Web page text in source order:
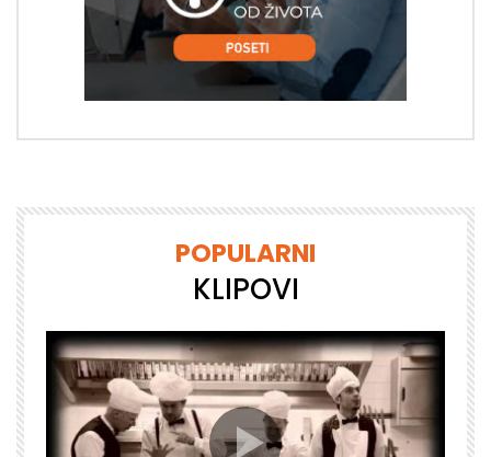
POPULARNI
KLIPOVI